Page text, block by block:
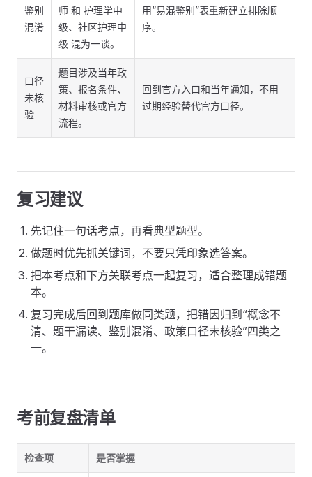
鉴别
混淆
师 和 护理学中
级、社区护理中
级 混为一谈。
用“易混鉴别”表重新建立排除顺
序。
口径
未核
验
题目涉及当年政
策、报名条件、
材料审核或官方
流程。
回到官方入口和当年通知，不用
过期经验替代官方口径。
复习建议
先记住一句话考点，再看典型题型。
做题时优先抓关键词，不要只凭印象选答案。
把本考点和下方关联考点一起复习，适合整理成错题
本。
复习完成后回到题库做同类题，把错因归到“概念不
清、题干漏读、鉴别混淆、政策口径未核验”四类之
一。
考前复盘清单
检查项 是否掌握